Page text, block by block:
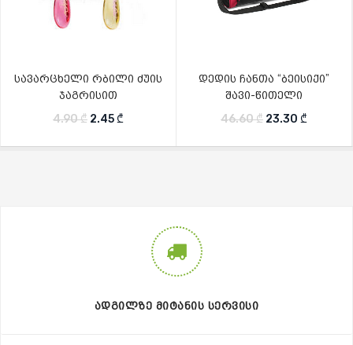
სავარცხელი რბილი ძუის
ჯაგრისით
4.90₾ Original price was: 4.90 ₾.
2.45₾ Current price is: 2.45 ₾.
დედის ჩანთა “ბეისიქი”
შავი-წითელი
46.60₾ Original price
23.30 ₾
ᲐᲓᲒᲘᲚᲖᲔ ᲛᲘᲢᲐᲜᲘᲡ ᲡᲔᲠᲕᲘᲡᲘ